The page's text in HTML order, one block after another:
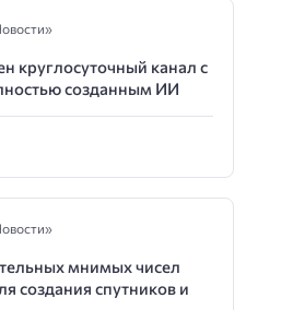
круглосуточный канал с
созданным ИИ
мнимых чисел
создания спутников и